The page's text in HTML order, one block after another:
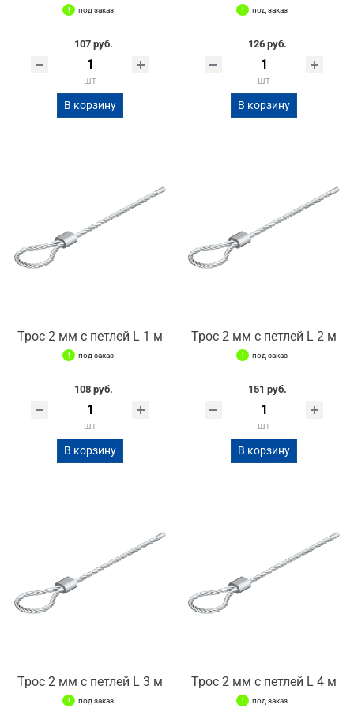
под заказ
107 руб.
шт
В корзину
под заказ
126 руб.
шт
В корзину
Трос 2 мм с петлей L 1 м
под заказ
108 руб.
шт
В корзину
Трос 2 мм с петлей L 2 м
под заказ
151 руб.
шт
В корзину
Трос 2 мм с петлей L 3 м
под заказ
Трос 2 мм с петлей L 4 м
под заказ